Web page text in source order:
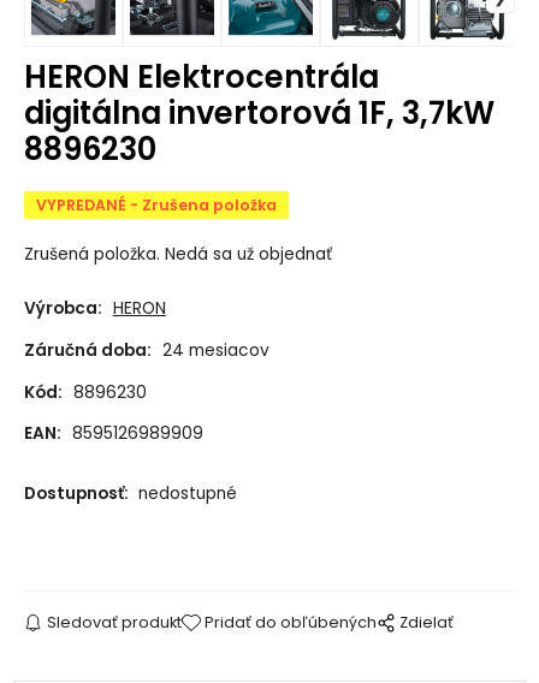
HERON Elektrocentrála
digitálna invertorová 1F, 3,7kW
8896230
VYPREDANÉ - Zrušena položka
Zrušená položka. Nedá sa už objednať
Výrobca: HERON
Záručná doba: 24 mesiacov
Kód: 8896230
EAN: 8595126989909
Dostupnosť: nedostupné
Sledovať produkt Pridať do obľúbených Zdielať